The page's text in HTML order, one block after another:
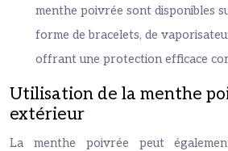
menthe poivrée sont disponibles
forme de bracelets, de
offrant une protection efficace
Utilisation de la menthe
extérieur
La menthe poivrée peut